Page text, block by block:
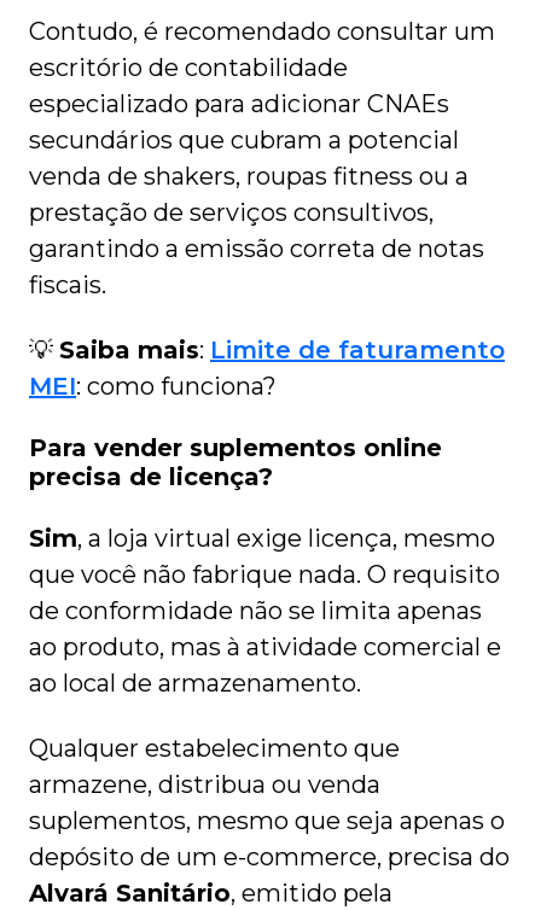
Contudo, é recomendado consultar um
escritório de contabilidade
especializado para adicionar CNAEs
secundários que cubram a potencial
venda de shakers, roupas fitness ou a
prestação de serviços consultivos,
garantindo a emissão correta de notas
fiscais.
💡 Saiba mais: Limite de faturamento
MEI: como funciona?
Para vender suplementos online
precisa de licença?
Sim, a loja virtual exige licença, mesmo
que você não fabrique nada. O requisito
de conformidade não se limita apenas
ao produto, mas à atividade comercial e
ao local de armazenamento.
Qualquer estabelecimento que
armazene, distribua ou venda
suplementos, mesmo que seja apenas o
depósito de um e-commerce, precisa do
Alvará Sanitário, emitido pela